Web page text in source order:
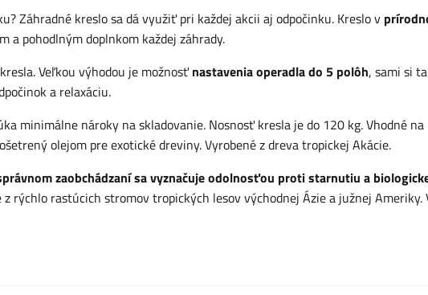
Záhradné kreslo sa dá využiť pri každej akcii aj odpočinku. Kreslo v
a pohodlným doplnkom každej záhrady.
Veľkou výhodou je možnosť nastavenia operadla do 5 polôh, sami si
a relaxáciu.
minimálne nároky na skladovanie. Nosnosť kresla je do 120 kg. Vhodné na
olejom pre exotické dreviny. Vyrobené z dreva tropickej Akácie.
zaobchádzaní sa vyznačuje odolnosťou proti starnutiu a
z rýchlo rastúcich stromov tropických lesov východnej Ázie a južnej Ameriky.